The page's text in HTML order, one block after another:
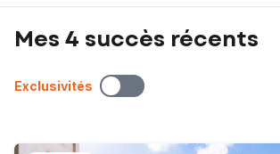
Mes 4 succès récents
Exclusivités